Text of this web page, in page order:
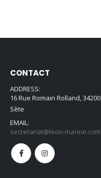
CONTACT
ADDRESS:
16 Rue Romain Rolland, 34200
Sète
EMAIL:
secretariat@leon-marine.com